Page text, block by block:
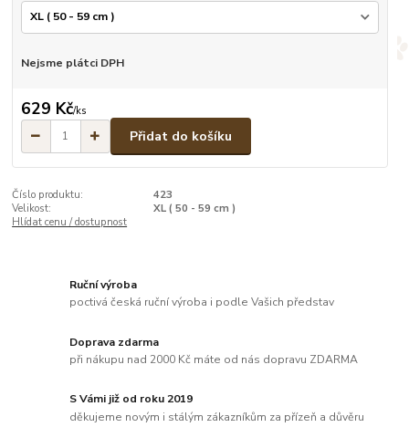
Nejsme plátci DPH
629 Kč/ks
Přidat do košíku
Číslo produktu:
423
Velikost:
XL ( 50 - 59 cm )
Hlídat cenu / dostupnost
Ruční výroba
poctivá česká ruční výroba i podle Vašich představ
Doprava zdarma
při nákupu nad 2000 Kč máte od nás dopravu ZDARMA
S Vámi již od roku 2019
děkujeme novým i stálým zákazníkům za přízeň a důvěru